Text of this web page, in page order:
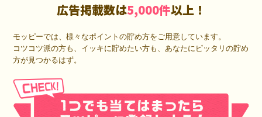
広告掲載数は5,000件以上！
モッピーでは、様々なポイントの貯め方をご用意しています。
コツコツ派の方も、イッキに貯めたい方も、あなたにピッタリの貯め
方が見つかるはず。